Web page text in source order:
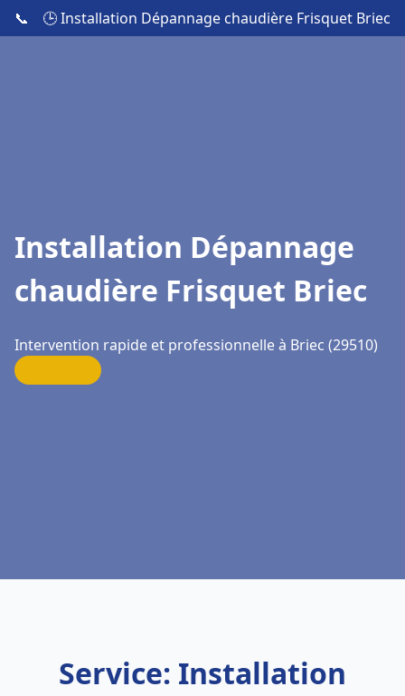
📞 🕒 Installation Dépannage chaudière Frisquet Briec
Installation Dépannage
chaudière Frisquet Briec
Intervention rapide et professionnelle à Briec (29510)
Service: Installation